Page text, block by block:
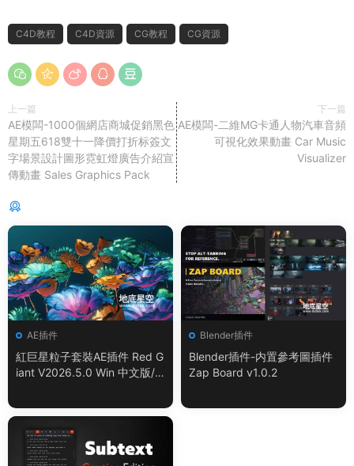
C4D教程 C4D資源 CG教程 CG資源
上一篇
AE模闆-1000個網店商城促銷黑色
星期五618雙十一降價打折标簽文
字場景設計圖形霓虹燈廣告介紹宣
傳動畫 Sales Graphics Pack
下一篇
AE模闆-二維MG卡通人物汽車音頻
可視化效果動畫 Car Music
Visualizer
AE插件
紅巨星粒子套裝AE插件 Red G
iant V2026.5.0 Win 中文版/
Blender插件
Blender插件-内置參考圖插件
Zap Board v1.0.2